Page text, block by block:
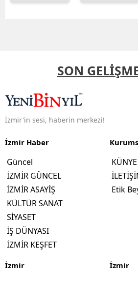
SON
İzmir'in sesi, haberin merkezi!
İzmir Haber
Güncel
İZMİR GÜNCEL
İZMİR ASAYİŞ
KÜLTÜR SANAT
SİYASET
İŞ DÜNYASI
İZMİR KEŞFET
KÜNYE
Etik
İzmir İzmir